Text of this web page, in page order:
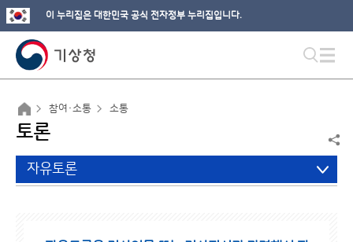
이 누리집은 대한민국 공식 전자정부 누리집입니다.
참여·소통 소통
토론
자유토론